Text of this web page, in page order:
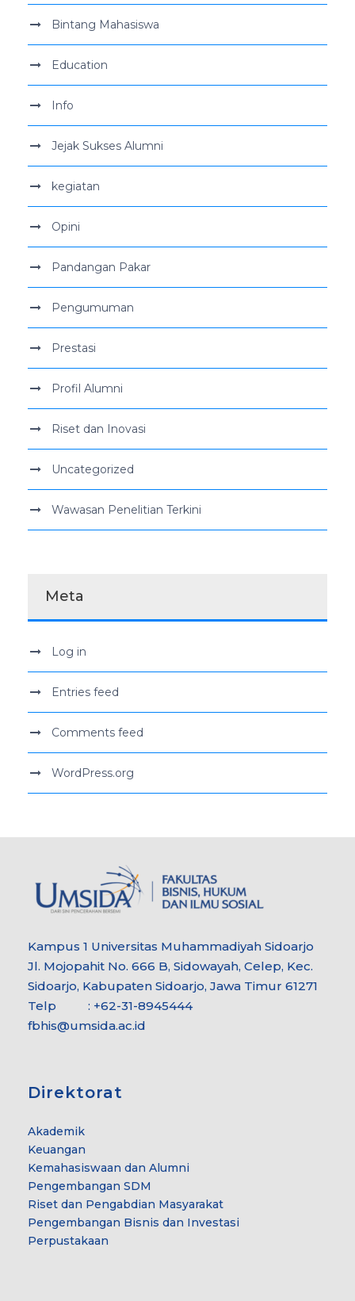
Bintang Mahasiswa
Education
Info
Jejak Sukses Alumni
kegiatan
Opini
Pandangan Pakar
Pengumuman
Prestasi
Profil Alumni
Riset dan Inovasi
Uncategorized
Wawasan Penelitian Terkini
Meta
Log in
Entries feed
Comments feed
WordPress.org
Kampus 1 Universitas Muhammadiyah Sidoarjo
Jl. Mojopahit No. 666 B, Sidowayah, Celep, Kec.
Sidoarjo, Kabupaten Sidoarjo, Jawa Timur 61271
Telp : +62-31-8945444
fbhis@umsida.ac.id
Direktorat
Akademik
Keuangan
Kemahasiswaan dan Alumni
Pengembangan SDM
Riset dan Pengabdian Masyarakat
Pengembangan Bisnis dan Investasi
Perpustakaan